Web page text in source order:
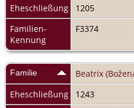
Eheschließung
1205
Familien-
Kennung
F3374
Familie
Beatrix
Eheschließung
1243